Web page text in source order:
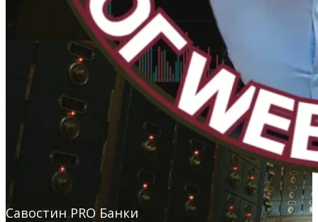
Савостин PRO Банки